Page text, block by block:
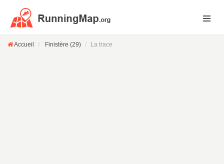
Accueil Finistère (29) La trace